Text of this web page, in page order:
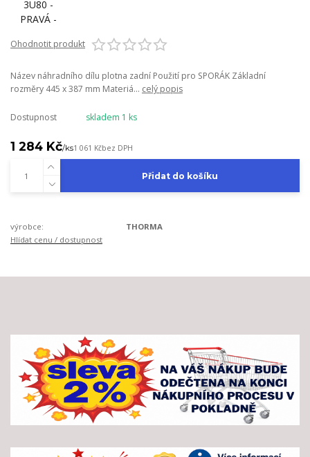
Ohodnotit produkt
Název náhradního dílu plotna zadní Použití pro SPORÁK Základní
rozměry 445 x 387 mm Materiá... celý popis
Dostupnost skladem 1 ks
1 284 Kč/ks1 061 Kčbez DPH
Přidat do košíku
výrobce:
THORMA
Hlídat cenu / dostupnost